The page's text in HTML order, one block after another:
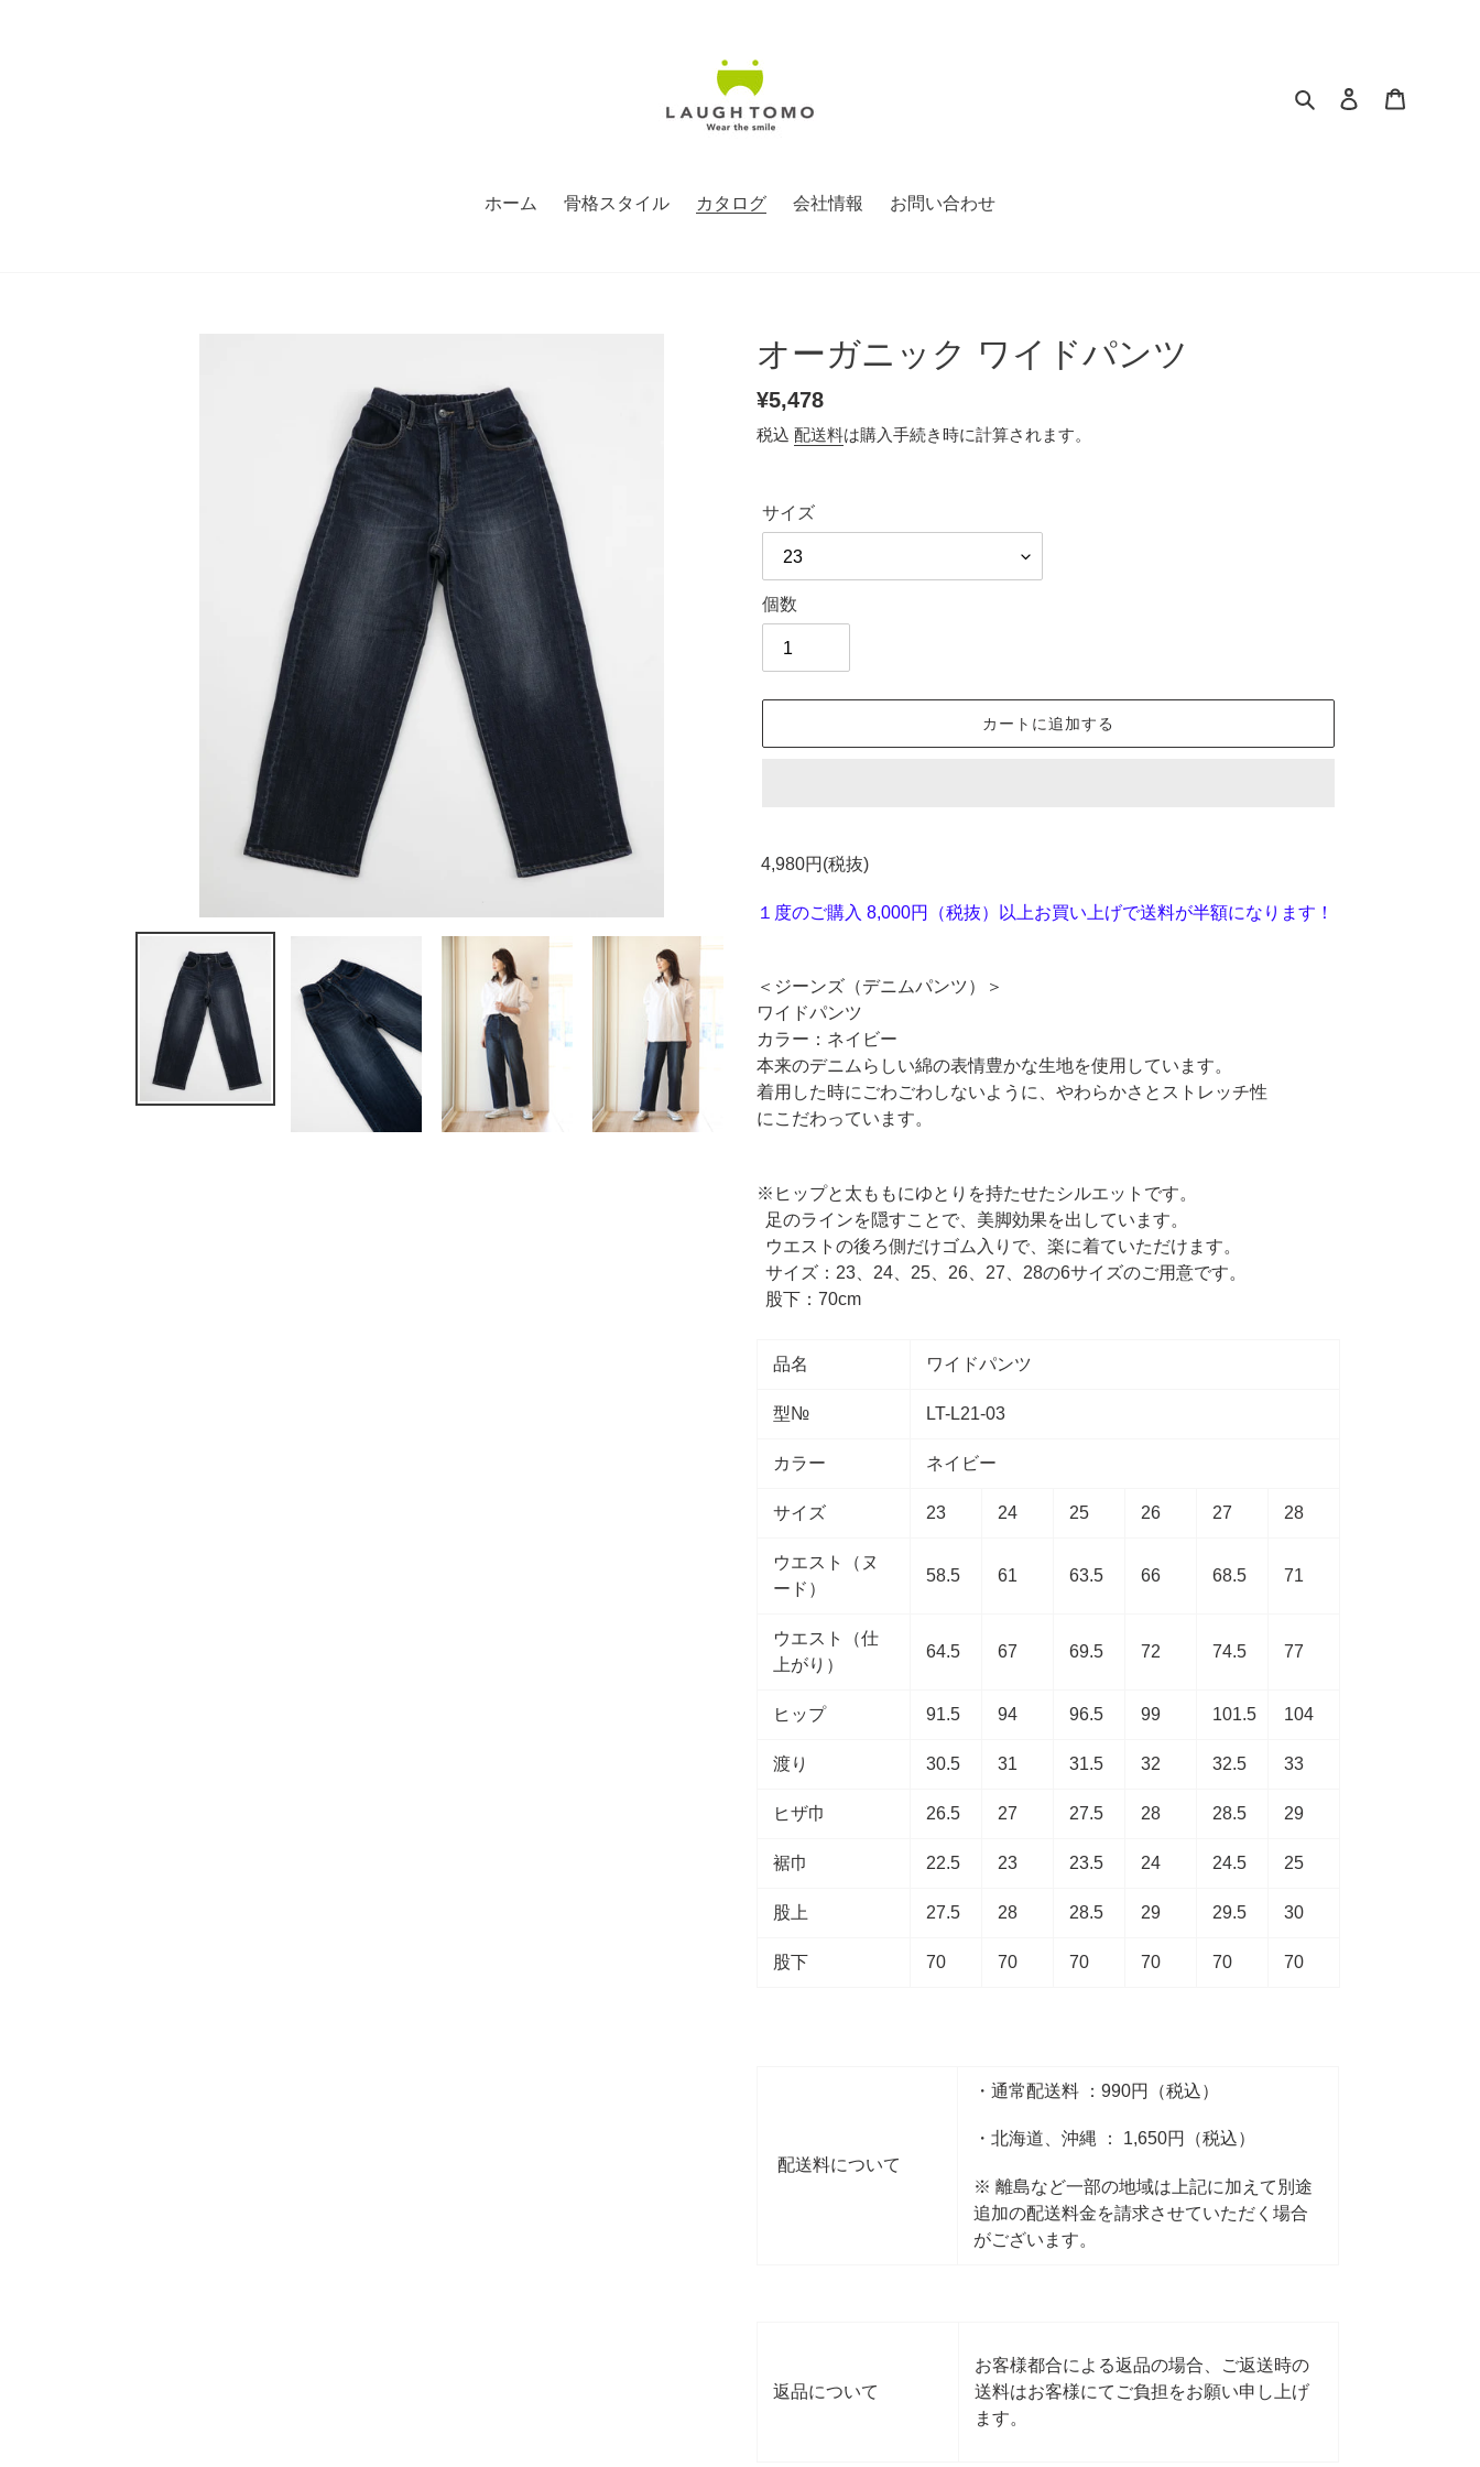
検索 ログイン
ホーム 骨格スタイル カタログ 会社情報 お問い合わせ
オーガニック ワイドパンツ
通
常
¥5,478
税込 配送料は購入手続き時に計算されます。
サイズ
個数
カートに追加する
ー
に
を
追
加
す
る
4,980円(税抜)
１度のご購入 8,000円（税抜）以上お買い上げで送料が半額になります！
＜ジーンズ（デニムパンツ）＞
ワイドパンツ
カラー：ネイビー
本来のデニムらしい綿の表情豊かな生地を使用しています。
着用した時にごわごわしないように、やわらかさとストレッチ性
にこだわっています。
※ヒップと太ももにゆとりを持たせたシルエットです。
足のラインを隠すことで、美脚効果を出しています。
ウエストの後ろ側だけゴム入りで、楽に着ていただけます。
サイズ：23、24、25、26、27、28の6サイズのご用意です。
股下：70cm
品名 ワイドパンツ
型№ LT-L21-03
カラー ネイビー
サイズ 23 24 25 26 27 28
ウエスト（ヌ
ード）
58.5 61 63.5 66 68.5 71
ウエスト（仕
上がり）
64.5 67 69.5 72 74.5 77
ヒップ 91.5 94 96.5 99 101.5 104
渡り 30.5 31 31.5 32 32.5 33
ヒザ巾 26.5 27 27.5 28 28.5 29
裾巾 22.5 23 23.5 24 24.5 25
股上 27.5 28 28.5 29 29.5 30
股下 70 70 70 70 70 70
配送料について
・通常配送料 ：990円（税込）
・北海道、沖縄 ： 1,650円（税込）
※ 離島など一部の地域は上記に加えて別途
追加の配送料金を請求させていただく場合
がございます。
返品について
お客様都合による返品の場合、ご返送時の
送料はお客様にてご負担をお願い申し上げ
ます。